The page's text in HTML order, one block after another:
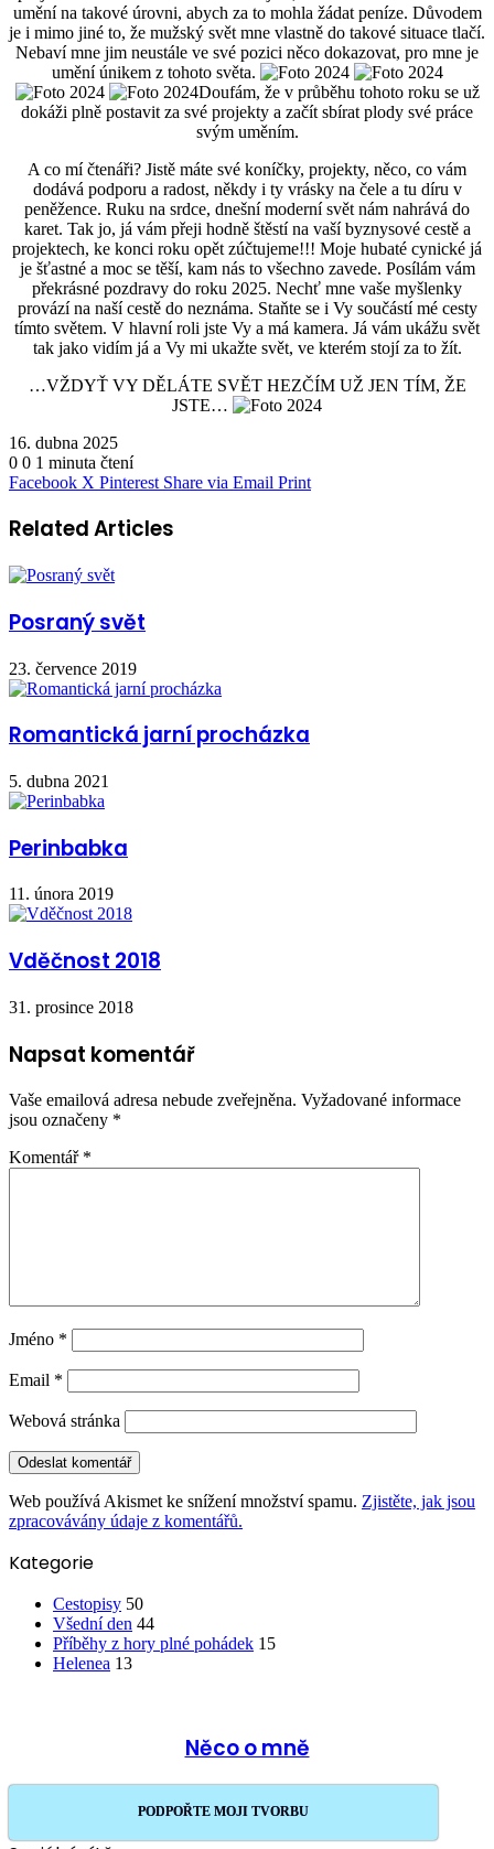
umění na takové úrovni, abych za to mohla žádat peníze. Důvodem
je i mimo jiné to, že mužský svět mne vlastně do takové situace tlačí.
Nebaví mne jim neustále ve své pozici něco dokazovat, pro mne je
umění únikem z tohoto světa.
Doufám, že v průběhu tohoto roku se už
dokáži plně postavit za své projekty a začít sbírat plody své práce
svým uměním.
A co mí čtenáři? Jistě máte své koníčky, projekty, něco, co vám
dodává podporu a radost, někdy i ty vrásky na čele a tu díru v
peněžence. Ruku na srdce, dnešní moderní svět nám nahrává do
karet. Tak jo, já vám přeji hodně štěstí na vaší byznysové cestě a
projektech, ke konci roku opět zúčtujeme!!! Moje hubaté cynické já
je šťastné a moc se těší, kam nás to všechno zavede. Posílám vám
překrásné pozdravy do roku 2025. Nechť mne vaše myšlenky
provází na naší cestě do neznáma. Staňte se i Vy součástí mé cesty
tímto světem. V hlavní roli jste Vy a má kamera. Já vám ukážu svět
tak jako vidím já a Vy mi ukažte svět, ve kterém stojí za to žít.
…VŽDYŤ VY DĚLÁTE SVĚT HEZČÍM UŽ JEN TÍM, ŽE
JSTE…
16. dubna 2025
0 0 1 minuta čtení
Facebook X Pinterest Share via Email Print
Related Articles
Posraný svět
23. července 2019
Romantická jarní procházka
5. dubna 2021
Perinbabka
11. února 2019
Vděčnost 2018
31. prosince 2018
Napsat komentář
Vaše emailová adresa nebude zveřejněna. Vyžadované informace
jsou označeny *
Komentář *
Jméno *
Email *
Webová stránka
Web používá Akismet ke snížení množství spamu. Zjistěte, jak jsou
zpracovávány údaje z komentářů.
Kategorie
Cestopisy 50
Všední den 44
Příběhy z hory plné pohádek 15
Helenea 13
Něco o mně
PODPOŘTE MOJI TVORBU